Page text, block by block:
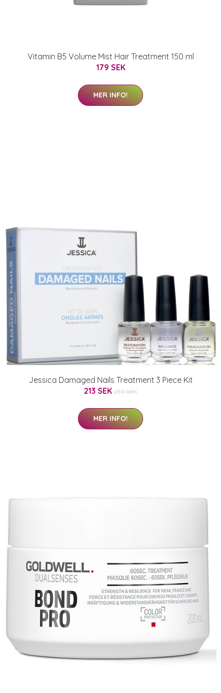
Vitamin B5 Volume Mist Hair Treatment 150 ml
179 SEK
MER INFO!
Jessica Damaged Nails Treatment 3 Piece Kit
213 SEK 250 SEK
MER INFO!